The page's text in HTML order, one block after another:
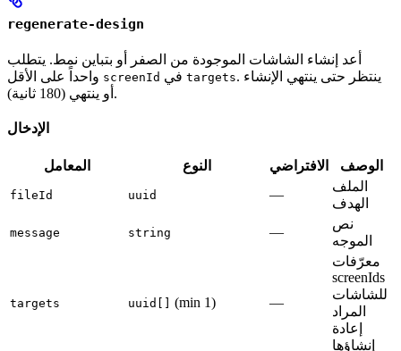
regenerate-design
أعد إنشاء الشاشات الموجودة من الصفر أو بتباين نمط. يتطلب
screenId targets. ينتظر حتى ينتهي الإنشاء
أو ينتهي (180 ثانية).
الإدخال
المعامل النوع الافتراضي الوصف
fileId uuid —
الملف
الهدف
message string —
نص
الموجه
targets uuid[] (min 1) —
معرّفات
screenIds
للشاشات
المراد
إعادة
إنشاؤها